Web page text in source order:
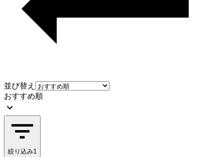
並び替え
おすすめ順
絞り込み1